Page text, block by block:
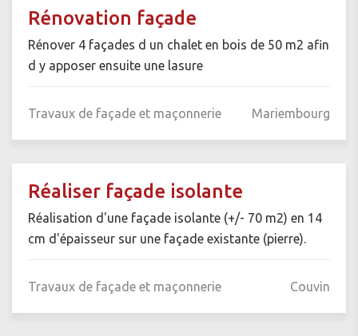
Rénovation façade
Rénover 4 façades d un chalet en bois de 50 m2 afin
d y apposer ensuite une lasure
Travaux de façade et maçonnerie Mariembourg
Réaliser façade isolante
Réalisation d'une façade isolante (+/- 70 m2) en 14
cm d'épaisseur sur une façade existante (pierre).
Travaux de façade et maçonnerie Couvin